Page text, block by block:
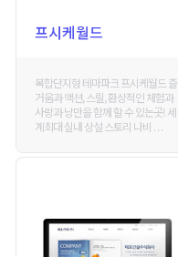
프시케월드
복합단지형 테마파크 프시케월드 즐
거움과 액션, 스릴, 환상적인 체험과
사랑과 낭만을 함께 할 수 있는곳! 세
계최대 실내 상설 스토리 나비 . . .